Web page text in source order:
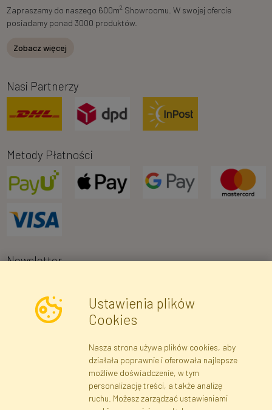
Zapraszamy do naszego 600m2 Showroomu. W swojej ofercie
posiadamy ponad 3000 produktów.
Zobacz więcej
Nasi Partnerzy
Metody Płatności
Newsletter
Wyrażam zgodę na przetwarzanie moich danych osobowych w celu
otrzymywania informacji marketingowych i ofert handlowych za
o.o.. Poinformowano mnie o prawie wglądu do treści moich danych
osobowych oraz ich poprawiania, a także iż podanie danych jest
Ustawienia plików
Cookies
Nasza strona używa plików cookies, aby
działała poprawnie i oferowała najlepsze
możliwe doświadczenie, w tym
personalizację treści, a także analizę
ruchu. Możesz zarządzać ustawieniami